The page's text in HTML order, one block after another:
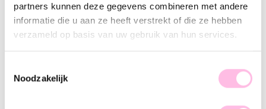
partners kunnen deze gegevens combineren met andere
informatie die u aan ze heeft verstrekt of die ze hebben
verzameld op basis van uw gebruik van hun services.
Noodzakelijk
Omschrijving Kenmerk SKU
Ben je opzoek naar een item wat je dagelijks kan dragen?!
Dan is deze ketting de perfecte keuze! Deze fijne snake
combineren met andere sieraden en past eigenlijk bij iedere